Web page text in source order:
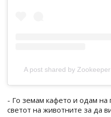
A post shared by
- Го земам кафето и одам на
светот на животните за да